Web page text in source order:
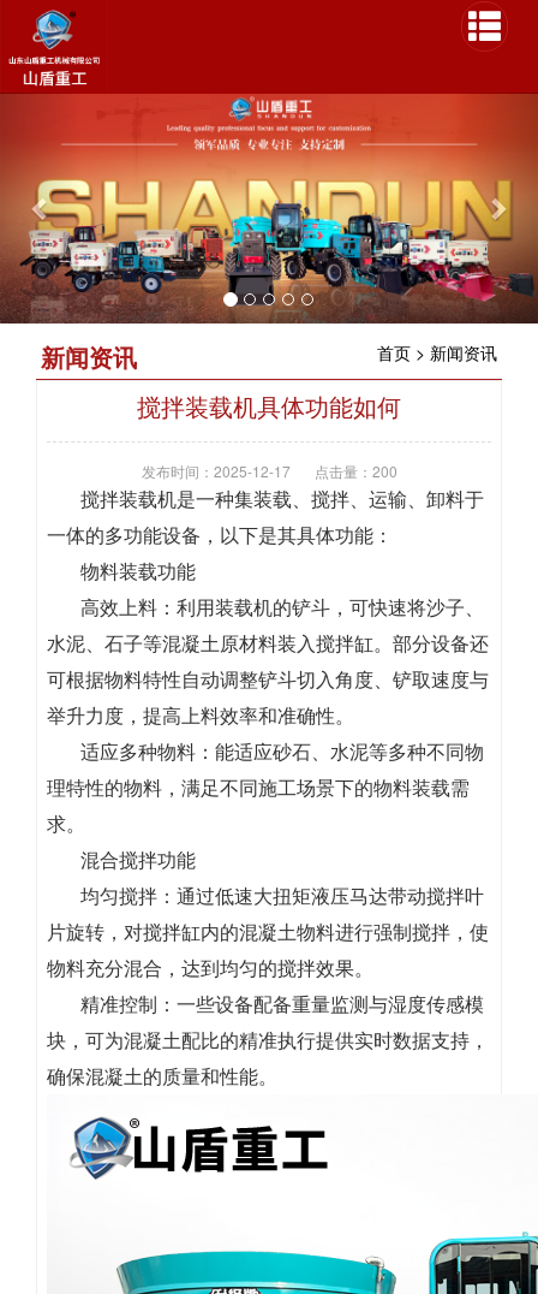
e
v
i
o
u
s
x
t
新闻资讯 首页 > 新闻资讯
搅拌装载机具体功能如何
发布时间：2025-12-17 点击量：200
搅拌装载机是一种集装载、搅拌、运输、卸料于
一体的多功能设备，以下是其具体功能：
物料装载功能
高效上料：利用装载机的铲斗，可快速将沙子、
水泥、石子等混凝土原材料装入搅拌缸。部分设备还
可根据物料特性自动调整铲斗切入角度、铲取速度与
举升力度，提高上料效率和准确性。
适应多种物料：能适应砂石、水泥等多种不同物
理特性的物料，满足不同施工场景下的物料装载需
求。
混合搅拌功能
均匀搅拌：通过低速大扭矩液压马达带动搅拌叶
片旋转，对搅拌缸内的混凝土物料进行强制搅拌，使
物料充分混合，达到均匀的搅拌效果。
精准控制：一些设备配备重量监测与湿度传感模
块，可为混凝土配比的精准执行提供实时数据支持，
确保混凝土的质量和性能。